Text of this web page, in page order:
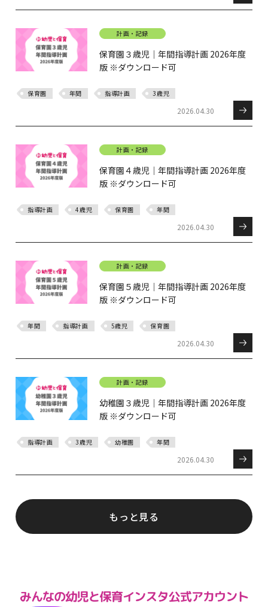
計画・記録
保育園３歳児｜年間指導計画 2026年度
版 ※ダウンロード可
保育園 年間 指導計画 3歳児
2026.04.30
計画・記録
保育園４歳児｜年間指導計画 2026年度
版 ※ダウンロード可
指導計画 4歳児 保育園 年間
2026.04.30
計画・記録
保育園５歳児｜年間指導計画 2026年度
版 ※ダウンロード可
年間 指導計画 5歳児 保育園
2026.04.30
計画・記録
幼稚園３歳児｜年間指導計画 2026年度
版 ※ダウンロード可
指導計画 3歳児 幼稚園 年間
2026.04.30
もっと見る